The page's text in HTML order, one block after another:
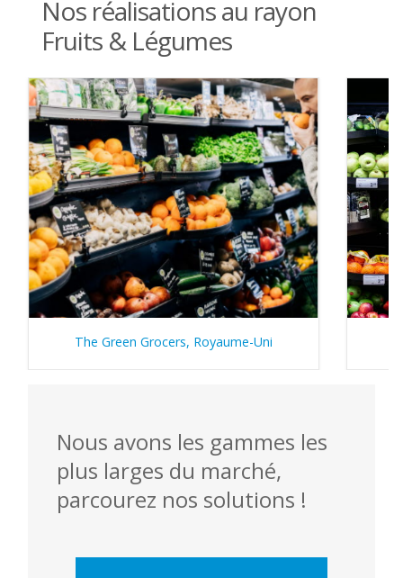
Nos réalisations au rayon
Fruits & Légumes
The Green Grocers, Royaume-Uni
Nous avons les gammes les
plus larges du marché,
parcourez nos solutions !